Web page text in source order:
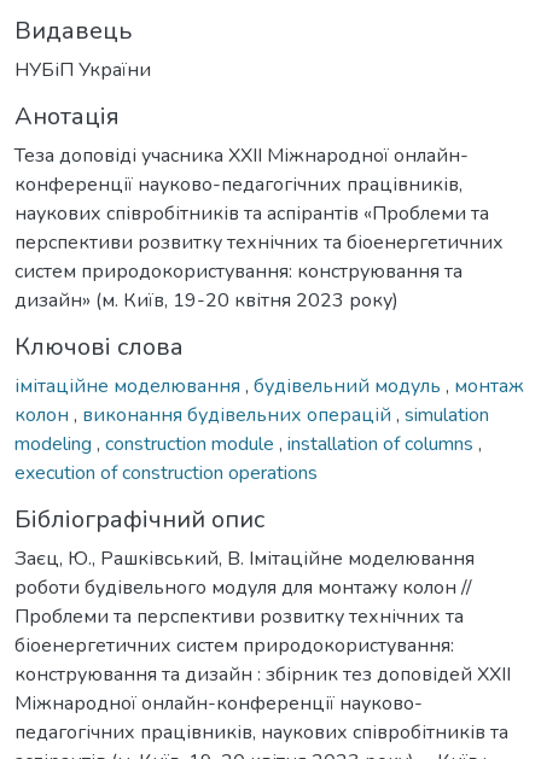
Видавець
НУБіП України
Анотація
Теза доповіді учасника ХXІI Міжнародної онлайн-
конференції науково-педагогічних працівників,
наукових співробітників та аспірантів «Проблеми та
перспективи розвитку технічних та біоенергетичних
систем природокористування: конструювання та
дизайн» (м. Київ, 19-20 квітня 2023 року)
Ключові слова
імітаційне моделювання , будівельний модуль , монтаж
колон , виконання будівельних операцій , simulation
modeling , construction module , installation of columns ,
execution of construction operations
Бібліографічний опис
Заєц, Ю., Рашківський, В. Імітаційне моделювання
роботи будівельного модуля для монтажу колон //
Проблеми та перспективи розвитку технічних та
біоенергетичних систем природокористування:
конструювання та дизайн : збірник тез доповідей ХXІI
Міжнародної онлайн-конференції науково-
педагогічних працівників, наукових співробітників та